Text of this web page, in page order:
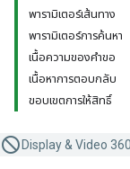
พารามิเตอร์เส้นทาง
พารามิเตอร์การค้นหา
เนื้อความของคำขอ
เนื้อหาการตอบกลับ
ขอบเขตการให้สิทธิ์
Display & Video